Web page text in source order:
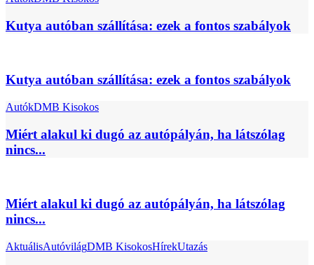
Kutya autóban szállítása: ezek a fontos szabályok
Kutya autóban szállítása: ezek a fontos szabályok
AutókDMB Kisokos
Miért alakul ki dugó az autópályán, ha látszólag
nincs...
Miért alakul ki dugó az autópályán, ha látszólag
nincs...
AktuálisAutóvilágDMB KisokosHírekUtazás